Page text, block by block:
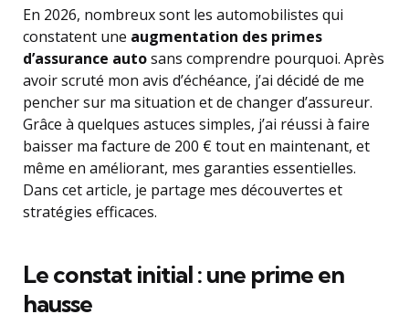
En 2026, nombreux sont les automobilistes qui
constatent une augmentation des primes
d’assurance autosans comprendre pourquoi. Après
avoir scruté mon avis d’échéance, j’ai décidé de me
pencher sur ma situation et de changer d’assureur.
Grâce à quelques astuces simples, j’ai réussi à faire
baisser ma facture de 200 € tout en maintenant, et
même en améliorant, mes garanties essentielles.
Dans cet article, je partage mes découvertes et
stratégies efficaces.
Le constat initial : une prime en
hausse